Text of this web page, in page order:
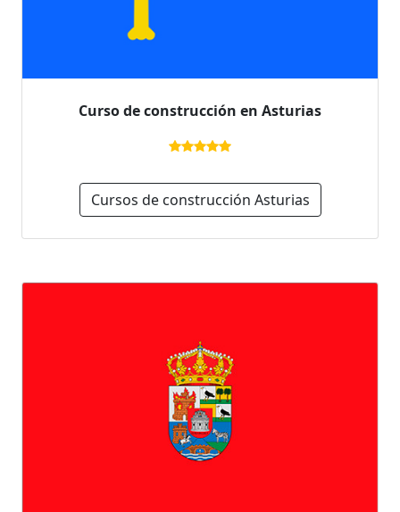
Curso de construcción en Asturias
Cursos de construcción Asturias